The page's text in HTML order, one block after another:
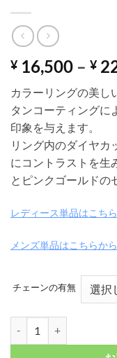
¥ 16,500 – ¥
カラーリングの美し
タンコーティングに
印象を与えます。
リング内のダイヤカ
にコントラストを生
とピンクゴールドの
レディース単品はこち
メンズ単品はこちらから
チェーンの有無